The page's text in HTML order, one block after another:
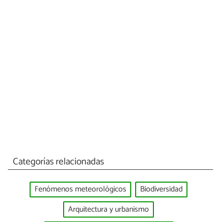
Categorías relacionadas
Fenómenos meteorológicos
Biodiversidad
Arquitectura y urbanismo